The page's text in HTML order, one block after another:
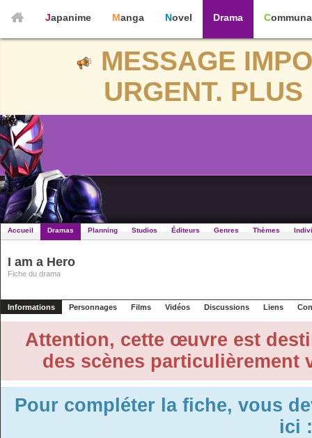
Japanime Manga Novel Drama
MESSAGE
URGENT.
Accueil Dramas Planning Studios Éditeurs Genres Thèmes
I am a Hero
Fiche du drama
Informations Personnages Films Vidéos Discussions Liens
Attention, cette œuvre est
des scènes particulièrement
Pour compléter la fiche, vous
ici